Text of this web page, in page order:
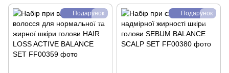
Подарунок Подарунок